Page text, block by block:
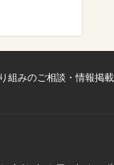
組みのご相談・情報掲